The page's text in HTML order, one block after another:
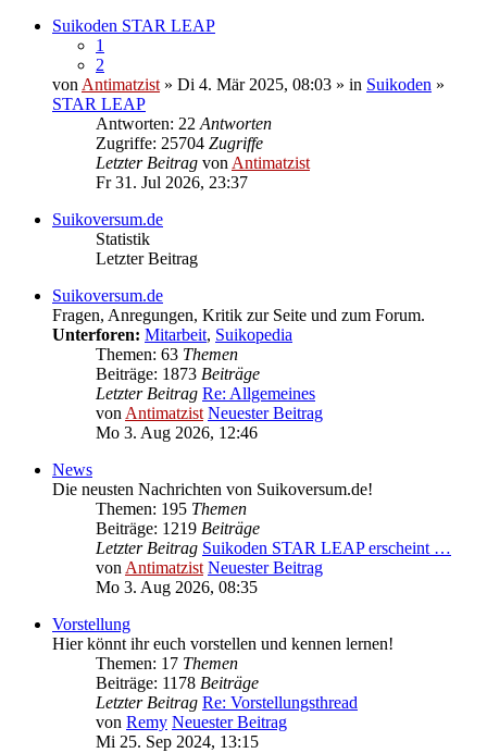
Suikoden STAR LEAP
1
2
vonAntimatzist» Di 4. Mär 2025, 08:03 » in Suikoden »
STAR LEAP
Antworten: 22Antworten
Zugriffe: 25704 Zugriffe
Letzter Beitrag vonAntimatzist
Fr 31. Jul 2026, 23:37
Suikoversum.de
Statistik
Letzter Beitrag
Suikoversum.de
Fragen, Anregungen, Kritik zur Seite und zum Forum.
Unterforen: Mitarbeit, Suikopedia
Themen: 63 Themen
Beiträge: 1873 Beiträge
Letzter Beitrag Re: Allgemeines
vonAntimatzist Neuester Beitrag
Mo 3. Aug 2026, 12:46
News
Die neusten Nachrichten von Suikoversum.de!
Themen: 195 Themen
Beiträge: 1219 Beiträge
Letzter Beitrag Suikoden STAR LEAP erscheint …
vonAntimatzist Neuester Beitrag
Mo 3. Aug 2026, 08:35
Vorstellung
Hier könnt ihr euch vorstellen und kennen lernen!
Themen: 17 Themen
Beiträge: 1178 Beiträge
Letzter Beitrag Re: Vorstellungsthread
von Remy Neuester Beitrag
Mi 25. Sep 2024, 13:15